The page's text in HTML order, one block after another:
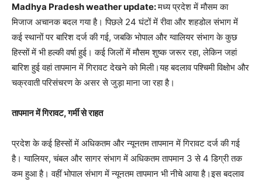
Madhya Pradesh weather update:मध्य प्रदेश में मौसम का
मिजाज अचानक बदल गया है। पिछले 24 घंटों में रीवा और शहडोल संभाग में
कई स्थानों पर बारिश दर्ज की गई, जबकि भोपाल और ग्वालियर संभाग के कुछ
हिस्सों में भी हल्की वर्षा हुई। कई जिलों में मौसम शुष्क जरूर रहा, लेकिन जहां
बारिश हुई वहां तापमान में गिरावट देखने को मिली।यह बदलाव पश्चिमी विक्षोभ और
चक्रवाती परिसंचरण के असर से जुड़ा माना जा रहा है।
तापमान में गिरावट, गर्मी से राहत
प्रदेश के कई हिस्सों में अधिकतम और न्यूनतम तापमान में गिरावट दर्ज की गई
है। ग्वालियर, चंबल और सागर संभाग में अधिकतम तापमान 3 से 4 डिग्री तक
कम हुआ है। वहीं भोपाल संभाग में न्यूनतम तापमान भी नीचे आया है।इस बदलाव